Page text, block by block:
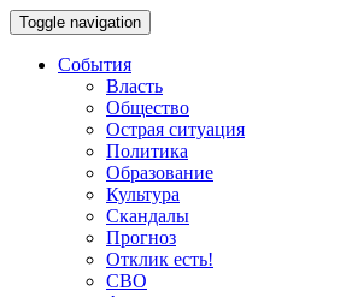
Toggle navigation
События
Власть
Общество
Острая ситуация
Политика
Образование
Культура
Скандалы
Прогноз
Отклик есть!
СВО